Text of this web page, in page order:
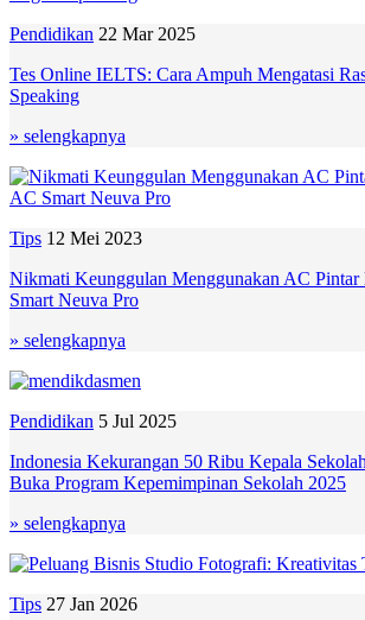
Pendidikan 22 Mar 2025
Tes Online IELTS: Cara Ampuh Mengatasi
Speaking
» selengkapnya
Tips 12 Mei 2023
Nikmati Keunggulan Menggunakan AC
Smart Neuva Pro
» selengkapnya
Pendidikan 5 Jul 2025
Indonesia Kekurangan 50 Ribu Kepala
Buka Program Kepemimpinan Sekolah 2025
» selengkapnya
Tips 27 Jan 2026